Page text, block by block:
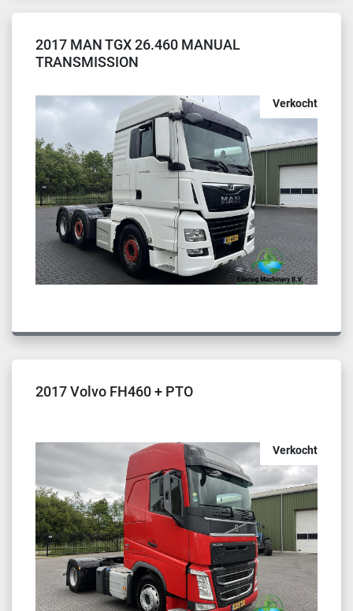
2017 MAN TGX 26.460 MANUAL
TRANSMISSION
Verkocht
2017 Volvo FH460 + PTO
Verkocht